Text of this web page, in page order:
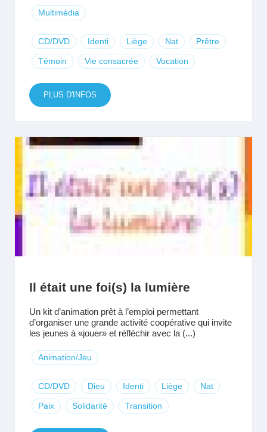
Multimédia
CD/DVD Identi Liège Nat Prêtre
Témoin Vie consacrée Vocation
PLUS D'INFOS
Il était une foi(s) la lumière
Un kit d’animation prêt à l’emploi permettant
d’organiser une grande activité coopérative qui invite
les jeunes à «jouer» et réfléchir avec la (...)
Animation/Jeu
CD/DVD Dieu Identi Liège Nat
Paix Solidarité Transition